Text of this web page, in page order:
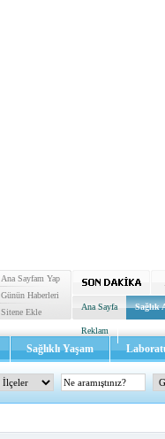
Ana Sayfam Yap
Günün Haberleri
Sitene Ekle
Ana Sayfa Sağlık
Reklam
Sağlıklı Yaşam